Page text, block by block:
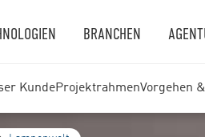
BRANCHEN
KundeProjektrahmenVorgehen